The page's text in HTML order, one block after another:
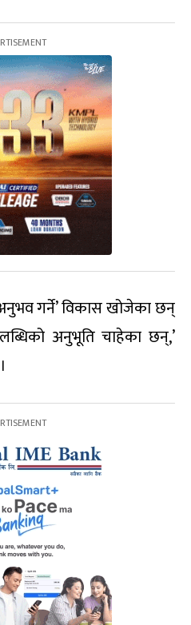
गर्ने’ विकास खोजेका छन्
अनुभूति चाहेका छन्,’